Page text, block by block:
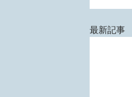
最新記事